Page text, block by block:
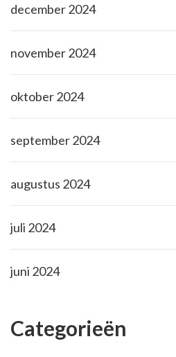
december 2024
november 2024
oktober 2024
september 2024
augustus 2024
juli 2024
juni 2024
Categorieën